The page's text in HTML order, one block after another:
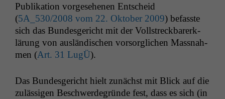
Pub­lika­tion vorge­se­henen Entscheid
(5A_530/2008 vom 22. Okto­ber 2009) befasste
sich das Bun­des­gericht mit der Voll­streck­bar­erk­
lärung von aus­ländis­chen vor­sor­glichen Mass­nah­
men (Art. 31 LugÜ).
Das Bun­des­gericht hielt zunächst mit Blick auf die
zuläs­si­gen Beschw­erde­gründe fest, dass es sich (in